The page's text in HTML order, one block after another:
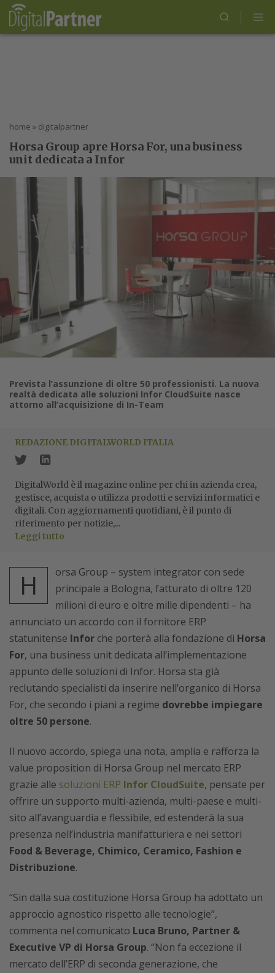
home » digitalpartner
Horsa Group apre Horsa For, una business
unit dedicata a Infor
Prevista l’assunzione di oltre 50 professionisti. La nuova
realtà dedicata alle soluzioni Infor CloudSuite nasce
attorno all’acquisizione di In-Team
REDAZIONE DIGITALWORLD ITALIA
DigitalWorld è il magazine online per chi in azienda crea,
gestisce, acquista o utilizza prodotti e servizi informatici e
digitali. Con aggiornamenti quotidiani, è il punto di
riferimento per notizie,...
Leggi tutto
H
orsa Group – system integrator con sede
principale a Bologna, fatturato di oltre 120
milioni di euro e oltre mille dipendenti – ha
annunciato un accordo con il fornitore ERP
statunitense Infor che porterà alla fondazione di Horsa
For, una business unit dedicata all’implementazione
appunto delle soluzioni di Infor. Horsa sta già
reclutando specialisti da inserire nell’organico di Horsa
For, che secondo i piani a regime dovrebbe impiegare
oltre 50 persone.
Il nuovo accordo, spiega una nota, amplia e rafforza la
value proposition di Horsa Group nel mercato ERP
grazie alle soluzioni ERP Infor CloudSuite, pensate per
offrire un supporto multi-azienda, multi-paese e multi-
sito all’avanguardia e flessibile, ed estenderà la sua
presenza nell’industria manifatturiera e nei settori
Food & Beverage, Chimico, Ceramico, Fashion e
Distribuzione.
“Sin dalla sua costituzione Horsa Group ha adottato un
approccio agnostico rispetto alle tecnologie”,
commenta nel comunicato Luca Bruno, Partner &
Executive VP di Horsa Group. “Non fa eccezione il
mercato dell’ERP di seconda generazione, che